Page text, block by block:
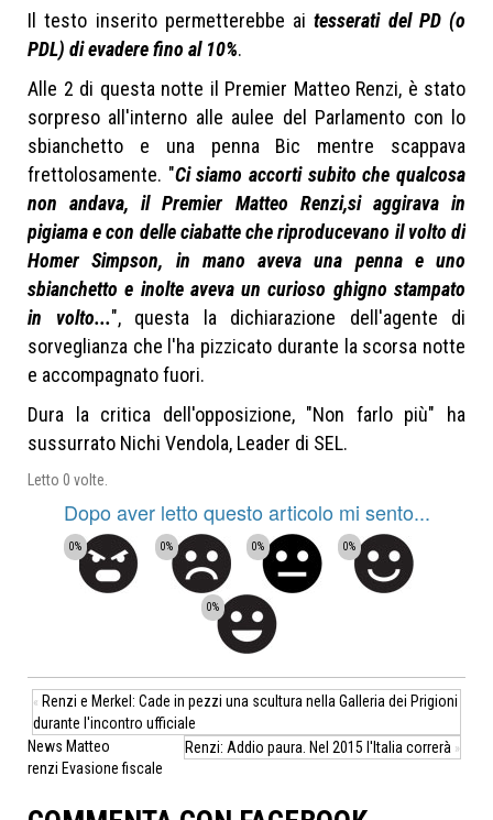
Il testo inserito permetterebbe aitesserati del PD (o
PDL) di evadere fino al 10%.
Alle 2 di questa notte il Premier Matteo Renzi, è stato
sorpreso all'interno alle aulee del Parlamento con lo
sbianchetto e una penna Bic mentre scappava
frettolosamente. "Ci siamo accorti subito che qualcosa
non andava, il Premier Matteo Renzi,si aggirava in
pigiama e con delle ciabatte che riproducevano il volto di
Homer Simpson, in mano aveva una penna e uno
sbianchetto e inolte aveva un curioso ghigno stampato
in volto...", questa la dichiarazione dell'agente di
sorveglianza che l'ha pizzicato durante la scorsa notte
e accompagnato fuori.
Dura la critica dell'opposizione, "Non farlo più" ha
sussurrato Nichi Vendola, Leader di SEL.
Letto 0 volte.
Dopo aver letto questo articolo mi sento...
0% 0% 0% 0%
0%
« Renzi e Merkel: Cade in pezzi una scultura nella Galleria dei Prigioni
durante l'incontro ufficiale
Renzi: Addio paura. Nel 2015 l'Italia correrà »
News Matteo
renzi Evasione fiscale